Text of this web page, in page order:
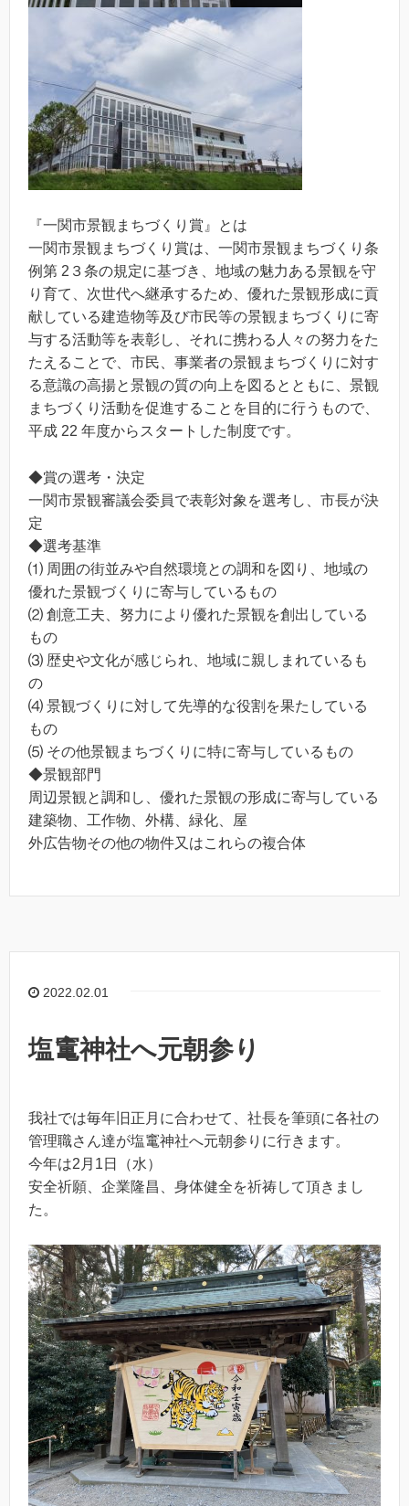
『一関市景観まちづくり賞』とは
一関市景観まちづくり賞は、一関市景観まちづくり条
例第 2３条の規定に基づき、地域の魅力ある景観を守
り育て、次世代へ継承するため、優れた景観形成に貢
献している建造物等及び市民等の景観まちづくりに寄
与する活動等を表彰し、それに携わる人々の努力をた
たえることで、市民、事業者の景観まちづくりに対す
る意識の高揚と景観の質の向上を図るとともに、景観
まちづくり活動を促進することを目的に行うもので、
平成 22 年度からスタートした制度です。
◆賞の選考・決定
一関市景観審議会委員で表彰対象を選考し、市長が決
定
◆選考基準
⑴ 周囲の街並みや自然環境との調和を図り、地域の
優れた景観づくりに寄与しているもの
⑵ 創意工夫、努力により優れた景観を創出している
もの
⑶ 歴史や文化が感じられ、地域に親しまれているも
の
⑷ 景観づくりに対して先導的な役割を果たしている
もの
⑸ その他景観まちづくりに特に寄与しているもの
◆景観部門
周辺景観と調和し、優れた景観の形成に寄与している
建築物、工作物、外構、緑化、屋
外広告物その他の物件又はこれらの複合体
2022.02.01
塩竃神社へ元朝参り
我社では毎年旧正月に合わせて、社長を筆頭に各社の
管理職さん達が塩竃神社へ元朝参りに行きます。
今年は2月1日（水）
安全祈願、企業隆昌、身体健全を祈祷して頂きまし
た。